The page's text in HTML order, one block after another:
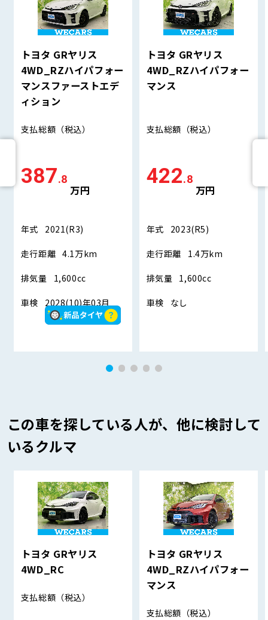
トヨタ GRヤリス
4WD_RZハイパフォー
マンスファーストエデ
ィション
支払総額 （税込）
387.8
万円
年式 2021(R3)
走行距離 4.1万km
排気量 1,600cc
車検 2028(10)年03月
トヨタ GRヤリス
4WD_RZハイパフォー
マンス
支払総額 （税込）
422.8
万円
年式 2023(R5)
走行距離 1.4万km
排気量 1,600cc
車検 なし
この車を探している人が、他に検討して
いるクルマ
トヨタ GRヤリス
4WD_RC
支払総額 （税込）
トヨタ GRヤリス
4WD_RZハイパフォー
マンス
支払総額 （税込）